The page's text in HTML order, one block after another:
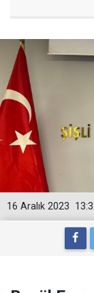
16 Aralık 2023